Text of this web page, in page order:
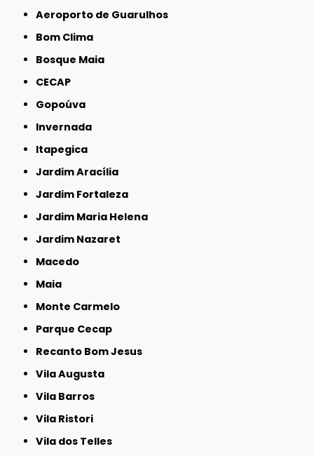
Aeroporto de Guarulhos
Bom Clima
Bosque Maia
CECAP
Gopoúva
Invernada
Itapegica
Jardim Aracília
Jardim Fortaleza
Jardim Maria Helena
Jardim Nazaret
Macedo
Maia
Monte Carmelo
Parque Cecap
Recanto Bom Jesus
Vila Augusta
Vila Barros
Vila Ristori
Vila dos Telles